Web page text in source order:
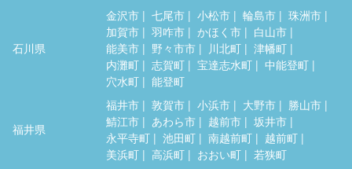
石川県
金沢市 七尾市 小松市 輪島市
珠洲市
加賀市
羽咋市 かほく市
白山市
能美市
野々市市 川北町
津幡町
内灘町
志賀町 宝達志水町
中能登町
穴水町
能登町
福井県
福井市 敦賀市 小浜市 大野市
勝山市
鯖江市
あわら市 越前市
坂井市
永平寺町
池田町 南越前町
越前町
美浜町
高浜町 おおい町 若狭町